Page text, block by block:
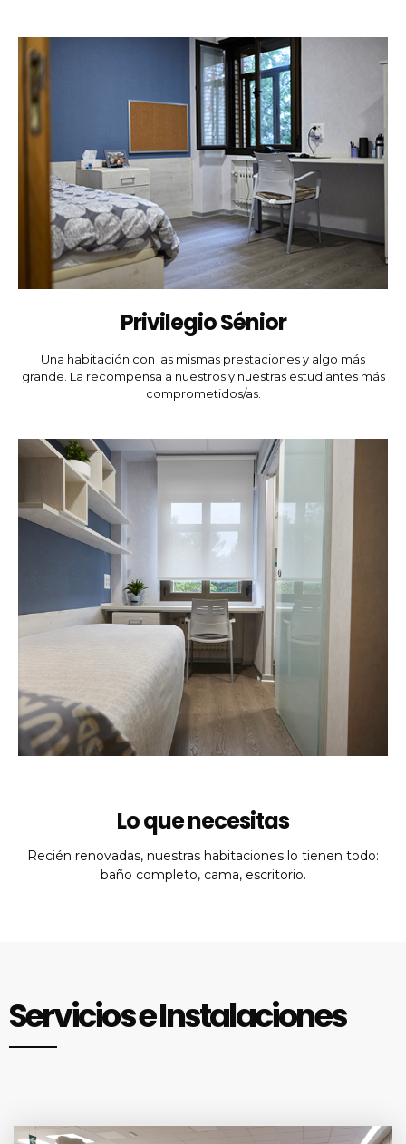
Privilegio Sénior
Una habitación con las mismas prestaciones y algo más
grande. La recompensa a nuestros y nuestras estudiantes más
comprometidos/as.
Lo que necesitas
Recién renovadas, nuestras habitaciones lo tienen todo:
baño completo, cama, escritorio.
Servicios e Instalaciones